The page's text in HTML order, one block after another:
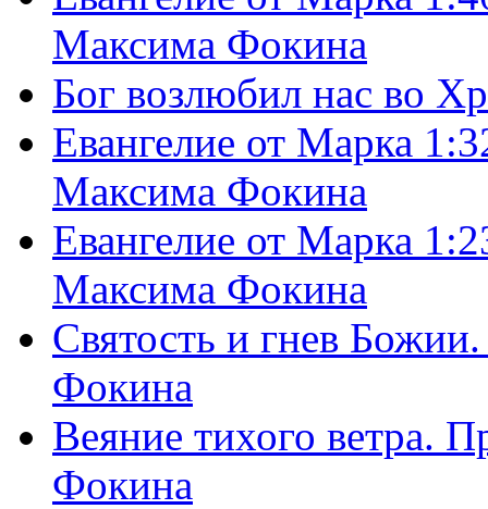
Максима Фокина
Бог возлюбил нас во
Евангелие от Марка
Максима Фокина
Евангелие от Марка
Максима Фокина
Святость и гнев
Фокина
Веяние тихого ветра.
Фокина